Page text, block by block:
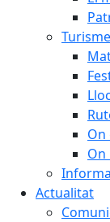
Turisme
On
Actualitat